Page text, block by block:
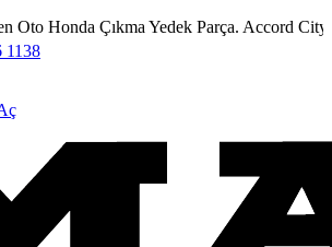
Honda Çıkma Yedek Parça. Accord City
1138